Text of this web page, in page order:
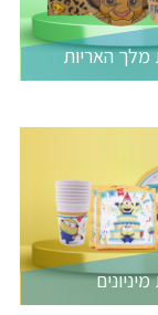
מלך האריות